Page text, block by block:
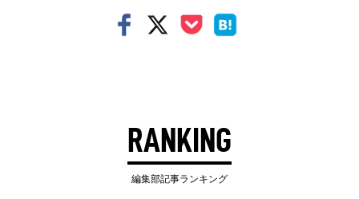
RANKING
編集部記事ランキング